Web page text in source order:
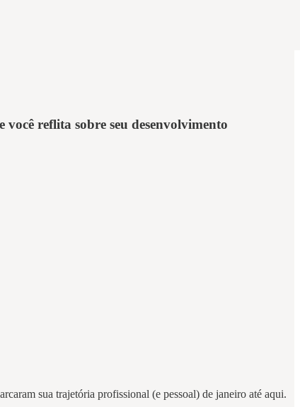
reflita sobre seu desenvolvimento
sua trajetória profissional (e pessoal) de janeiro até aqui.